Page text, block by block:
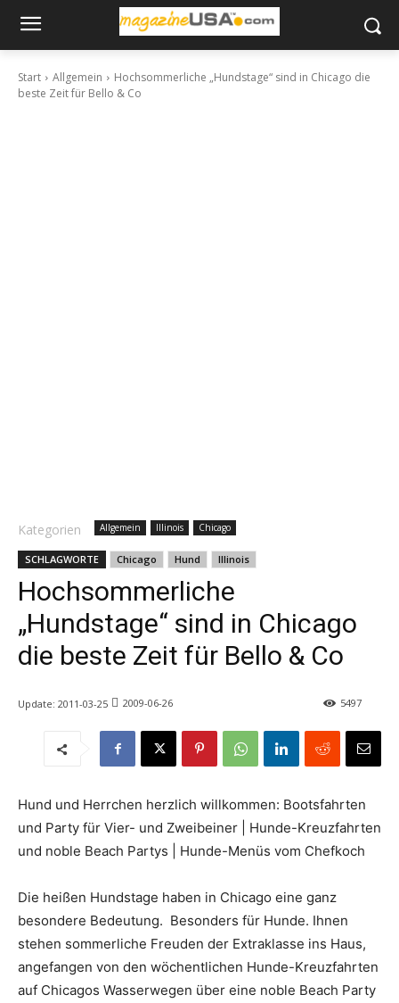
Start Allgemein
Hochsommerliche „Hundstage“ sind in Chicago die
beste Zeit für Bello & Co
Kategorien Allgemein Illinois Chicago
SCHLAGWORTE Chicago Hund Illinois
Hochsommerliche
„Hundstage“ sind in Chicago
die beste Zeit für Bello & Co
Update: 2011-03-25 2009-06-26 5497
Hund und Herrchen herzlich willkommen: Bootsfahrten
und Party für Vier- und Zweibeiner | Hunde-Kreuzfahrten
und noble Beach Partys | Hunde-Menüs vom Chefkoch
Die heißen Hundstage haben in Chicago eine ganz
besondere Bedeutung. Besonders für Hunde. Ihnen
stehen sommerliche Freuden der Extraklasse ins Haus,
angefangen von den wöchentlichen Hunde-Kreuzfahrten
auf Chicagos Wasserwegen über eine noble Beach Party